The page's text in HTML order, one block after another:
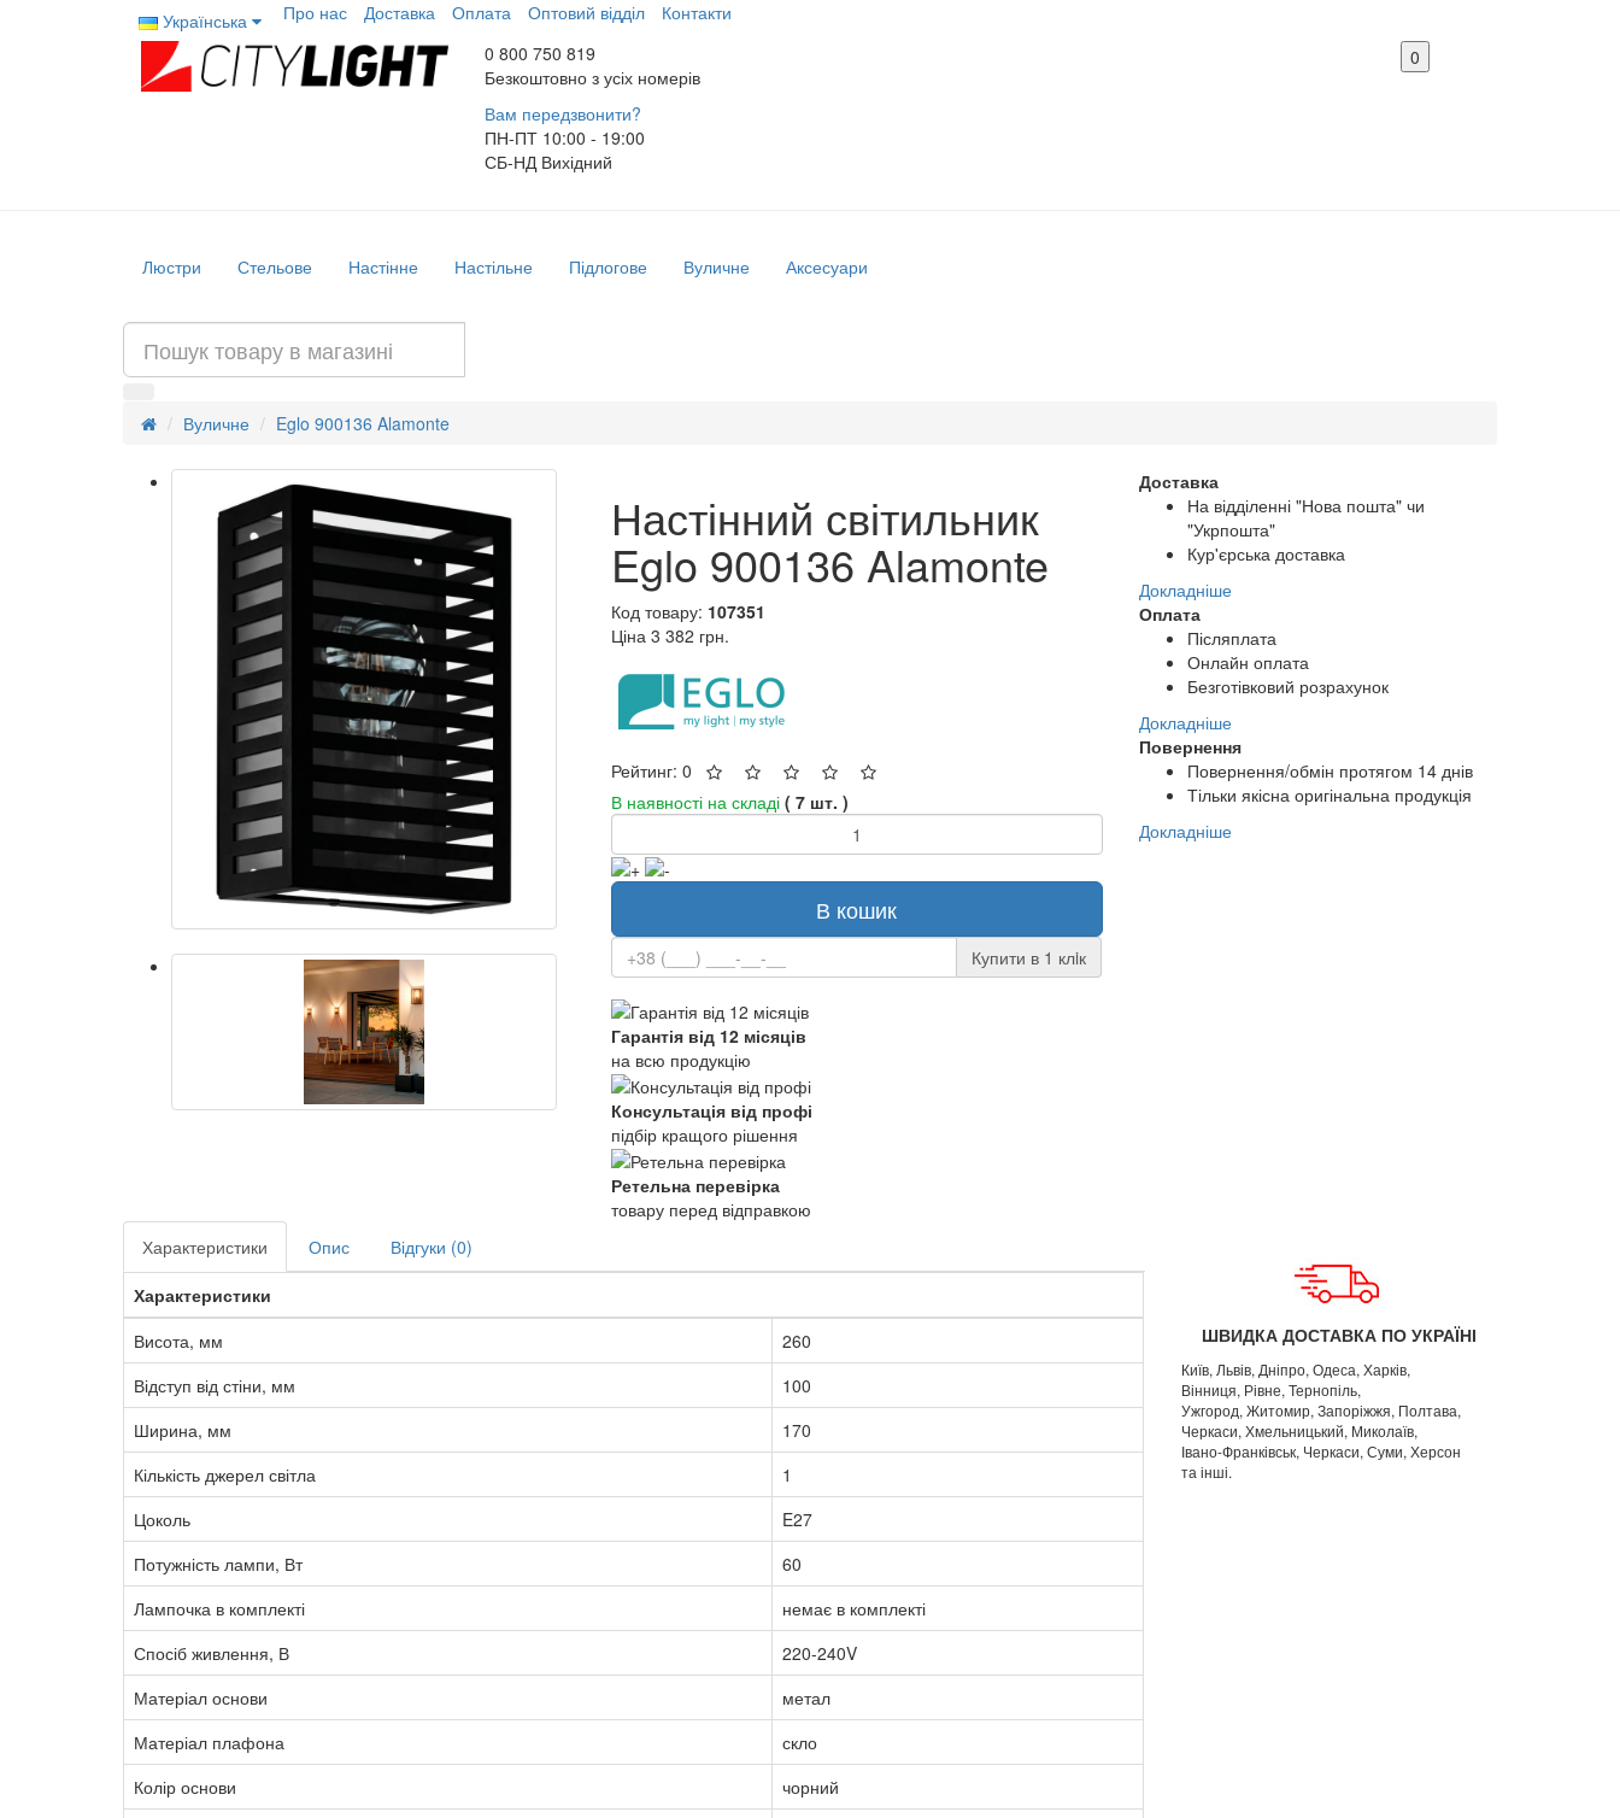
Українська Про нас Доставка Оплата Оптовий відділ
Контакти
0 800 750 819
Безкоштовно з усіх номерів
Вам передзвонити?
ПН-ПТ 10:00 - 19:00
СБ-НДВихідний
0
Люстри Стельове Настінне Настільне Підлогове Вуличне Аксесуари
Вуличне Eglo 900136 Alamonte
Настінний світильник
Eglo 900136 Alamonte
Код товару: 107351
Ціна 3 382 грн.
Рейтинг: 0
В наявності на складі ( 7 шт. )
В кошик
Купити в 1 клiк
Доставка
На відділенні "Нова пошта" чи
"Укрпошта"
Кур'єрська доставка
Докладніше
Оплата
Післяплата
Онлайн оплата
Безготівковий розрахунок
Докладніше
Повернення
Повернення/обмін протягом 14 днів
Тільки якісна оригінальна продукція
Докладніше
Гарантія від 12 місяців
на всю продукцію
Консультація від профі
підбір кращого рішення
Ретельна перевірка
товару перед відправкою
Характеристики
Опис
Відгуки (0)
Характеристики
Висота, мм
260
Відступ від стіни, мм
100
Ширина, мм
170
Кількість джерел світла
1
Цоколь
E27
Потужність лампи, Вт
60
Лампочка в комплекті
немає в комплекті
Спосіб живлення, В
220-240V
Матеріал основи
метал
Матеріал плафона
скло
Колір основи
чорний
ШВИДКА ДОСТАВКА ПО УКРАЇНІ
Київ, Львів, Дніпро, Одеса, Харків,
Вінниця, Рівне, Тернопіль,
Ужгород, Житомир, Запоріжжя, Полтава,
Черкаси, Хмельницький, Миколаїв,
Івано-Франківськ, Черкаси, Суми, Херсон
та інші.